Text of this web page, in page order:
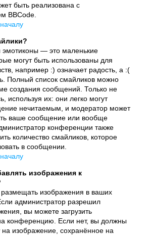
быть реализована с
BBCode.
— это маленькие
могут быть использованы для
например :) означает радость, а :(
Полный список смайликов можно
создания сообщений. Только не
используя их: они легко могут
нечитаемым, и модератор может
ваше сообщение или вообще
конференции также
количество смайликов, которое
в сообщении.
изображения к
изображения в ваших
администратор разрешил
вы можете загрузить
конференцию. Если нет, вы должны
на изображение, сохранённое на